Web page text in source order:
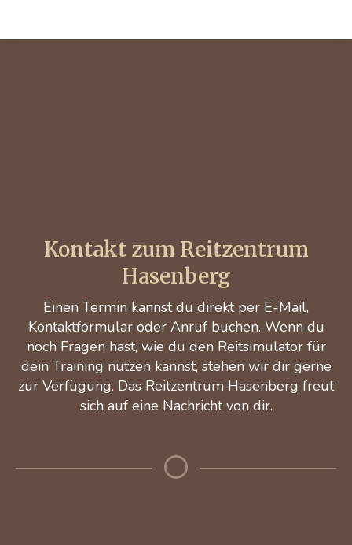
Kontakt zum Reitzentrum
Hasenberg
Einen Termin kannst du direkt per E-Mail,
Kontaktformular oder Anruf buchen. Wenn du
noch Fragen hast, wie du den Reitsimulator für
dein Training nutzen kannst, stehen wir dir gerne
zur Verfügung. Das Reitzentrum Hasenberg freut
sich auf eine Nachricht von dir.